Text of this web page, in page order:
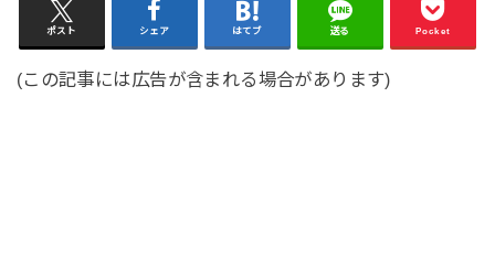
ポスト シェア はてブ 送る Pocket
(この記事には広告が含まれる場合があります)